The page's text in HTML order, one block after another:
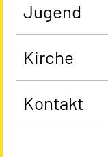
Jugend
Kirche
Kontakt